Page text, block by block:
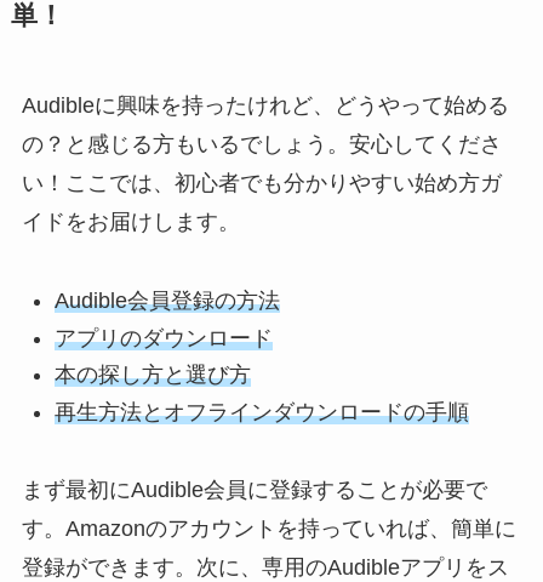
単！
Audibleに興味を持ったけれど、どうやって始める
の？と感じる方もいるでしょう。安心してくださ
い！ここでは、初心者でも分かりやすい始め方ガ
イドをお届けします。
Audible会員登録の方法
アプリのダウンロード
本の探し方と選び方
再生方法とオフラインダウンロードの手順
まず最初にAudible会員に登録することが必要で
す。Amazonのアカウントを持っていれば、簡単に
登録ができます。次に、専用のAudibleアプリをス